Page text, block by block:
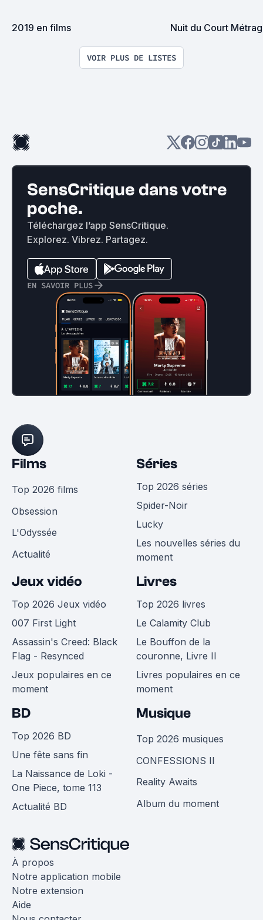
2019 en films Nuit du Court
VOIR PLUS DE LISTES
SensCritique dans votre
poche.
Téléchargez l’app SensCritique.
Explorez. Vibrez. Partagez.
EN SAVOIR PLUS
Films
Top 2026 films
Obsession
L'Odyssée
Actualité
Séries
Top 2026 séries
Spider-Noir
Lucky
Les nouvelles séries du
moment
Jeux vidéo
Top 2026 Jeux vidéo
007 First Light
Assassin's Creed: Black
Flag - Resynced
Jeux populaires en ce
moment
Livres
Top 2026 livres
Le Calamity Club
Le Bouffon de la
couronne, Livre II
Livres populaires en ce
moment
BD
Top 2026 BD
Une fête sans fin
La Naissance de Loki -
One Piece, tome 113
Actualité BD
Musique
Top 2026 musiques
CONFESSIONS II
Reality Awaits
Album du moment
À propos
Notre application mobile
Notre extension
Aide